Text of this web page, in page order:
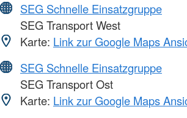
SEG Schnelle Einsatzgruppe
SEG Transport West
Karte: Link zur Google Maps
SEG Schnelle Einsatzgruppe
SEG Transport Ost
Karte: Link zur Google Maps